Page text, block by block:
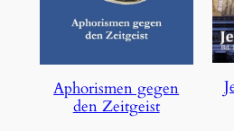
Aphorismen gegen
den Zeitgeist